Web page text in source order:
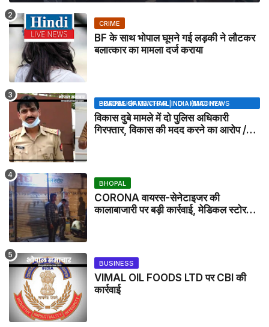
CRIME
BF के साथ भोपाल घूमने गई लड़की ने लौटकर
बलात्कार का मामला दर्ज कराया
BHOPAL SAMACHAR | NO 1 HINDI NEWS PORTAL OF CENTRAL INDIA (MADHYA PRADESH)
विकास दुबे मामले में दो पुलिस अधिकारी
गिरफ्तार, विकास की मदद करने का आरोप /
BHOPAL
CORONA वायरस-सेनेटाइजर की
कालाबाजारी पर बड़ी कार्रवाई, मेडिकल स्टोर
BUSINESS
VIMAL OIL FOODS LTD पर CBI की
कार्रवाई